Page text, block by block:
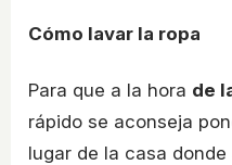
Cómo lavar la ropa
Para que a la hora de
rápido se aconseja
lugar de la casa